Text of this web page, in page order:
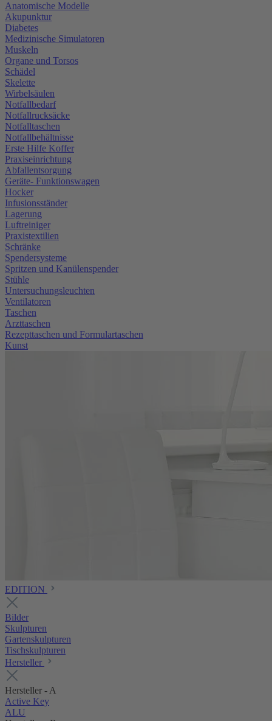
Anatomische Modelle
Akupunktur
Diabetes
Medizinische Simulatoren
Muskeln
Organe und Torsos
Schädel
Skelette
Wirbelsäulen
Notfallbedarf
Notfallrucksäcke
Notfalltaschen
Notfallbehältnisse
Erste Hilfe Koffer
Praxiseinrichtung
Abfallentsorgung
Geräte- Funktionswagen
Hocker
Infusionsständer
Lagerung
Luftreiniger
Praxistextilien
Schränke
Spendersysteme
Spritzen und Kanülenspender
Stühle
Untersuchungsleuchten
Ventilatoren
Taschen
Arzttaschen
Rezepttaschen und Formulartaschen
Kunst
EDITION
Bilder
Skulpturen
Gartenskulpturen
Tischskulpturen
Hersteller
Hersteller - A
Active Key
ALU